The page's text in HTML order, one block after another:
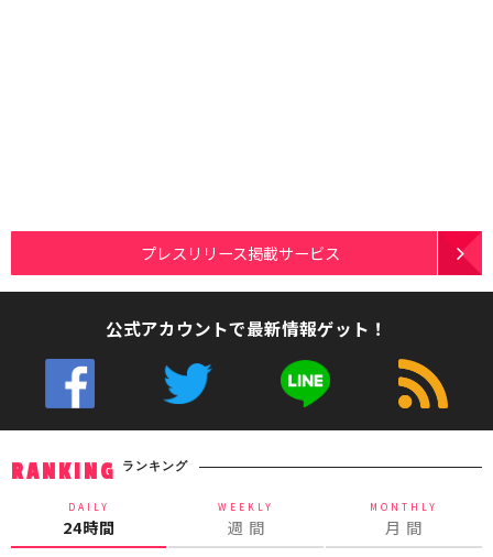
プレスリリース掲載サービス
公式アカウントで最新情報ゲット！
RANKING ランキング
DAILY
24時間
WEEKLY
週 間
MONTHLY
月 間